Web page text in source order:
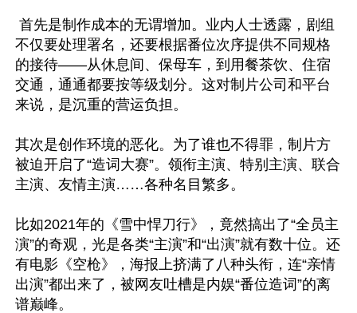
不仅要处理署名，还要根据番位次序提供不同规格
的接待——从休息间、保母车，到用餐茶饮、住宿
交通，通通都要按等级划分。这对制片公司和平台
来说，是沉重的营运负担。
其次是创作环境的恶化。为了谁也不得罪，制片方
被迫开启了“造词大赛”。领衔主演、特别主演、联合
主演、友情主演……各种名目繁多。
比如2021年的《雪中悍刀行》，竟然搞出了“全员主
演”的奇观，光是各类“主演”和“出演”就有数十位。还
有电影《空枪》，海报上挤满了八种头衔，连“亲情
出演”都出来了，被网友吐槽是内娱“番位造词”的离
谱巅峰。